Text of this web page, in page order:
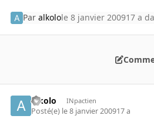
Paralkolole 8 janvier 200917 a
alkolo INpactien
Posté(e) le 8 janvier 200917 a